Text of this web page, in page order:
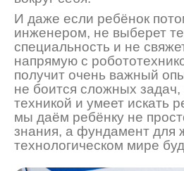
И даже если ребёнок
инженером, не выберет
специальность и не
напрямую с
получит очень важный
не боится сложных задач,
техникой и умеет искать
мы даём ребёнку не
знания, а фундамент для
технологическом мире